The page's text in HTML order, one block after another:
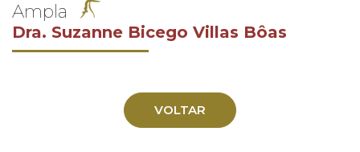
Ampla
Dra. Suzanne Bicego Villas Bôas
VOLTAR